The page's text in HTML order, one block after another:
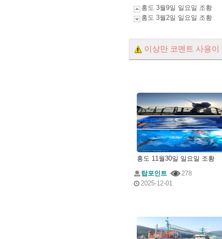
홍도 3월9일 일요일 조황
홍도 3월2일 일요일 조황
이상만 코멘트 사용이
홍도 11월30일 일요일 조황
탑포인트
278
2025-12-01